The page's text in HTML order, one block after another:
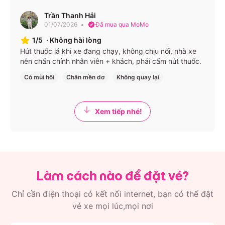
TP. Hồ Chí Minh
Văn phòng: 258C Lê Hồng Phong, phường 4, quận 5
Điểm đón/trả khách:
Bến xe Miền Đông – Quầy 29, 292 Đinh Bộ Lĩnh,
Cây xăng Comeco Hàng Xanh – 178/9 Điện Biên Phủ,
phường 25, quận Bình Thạnh
Chàm
Điểm đón/trả khách:
Ngã 5 Phan Rang – 258 Lê Duẩn, phường Phủ Hà,
Trần Thanh Hải
01/07/2026 Đã mua qua MoMo
1/5 · Không hài lòng
Hút thuốc lá khi xe đang chạy, không chịu nổi, nhà xe
nên chấn chỉnh nhân viên + khách, phải cấm hút thuốc.
Có mùi hôi Chăn mền dơ Không quay lại
Xem tiếp nhé!
Làm cách nào để đặt vé?
Chỉ cần điện thoại có kết nối internet, bạn có thể đặt
vé xe mọi lúc,mọi nơi